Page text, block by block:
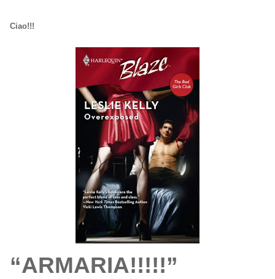
Ciao!!!
“ARMARIA!!!!!”